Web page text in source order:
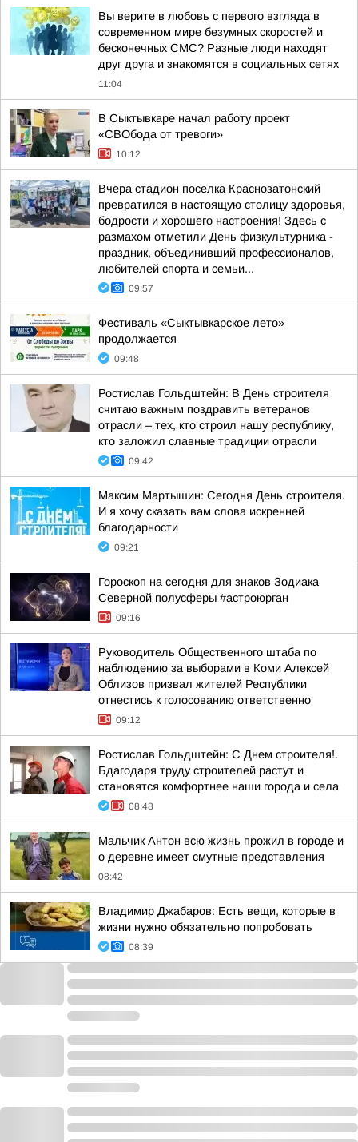
Вы верите в любовь с первого взгляда в
современном мире безумных скоростей и
бесконечных СМС? Разные люди находят
друг друга и знакомятся в социальных сетях
11:04
В Сыктывкаре начал работу проект
«СВОбода от тревоги»
10:12
Вчера стадион поселка Краснозатонский
превратился в настоящую столицу здоровья,
бодрости и хорошего настроения! Здесь с
размахом отметили День физкультурника -
праздник, объединивший профессионалов,
любителей спорта и семьи...
09:57
Фестиваль «Сыктывкарское лето»
продолжается
09:48
Ростислав Гольдштейн: В День строителя
считаю важным поздравить ветеранов
отрасли – тех, кто строил нашу республику,
кто заложил славные традиции отрасли
09:42
Максим Мартышин: Сегодня День строителя.
И я хочу сказать вам слова искренней
благодарности
09:21
Гороскоп на сегодня для знаков Зодиака
Северной полусферы #астроюрган
09:16
Руководитель Общественного штаба по
наблюдению за выборами в Коми Алексей
Облизов призвал жителей Республики
отнестись к голосованию ответственно
09:12
Ростислав Гольдштейн: С Днем строителя!.
Бдагодаря труду строителей растут и
становятся комфортнее наши города и села
08:48
Мальчик Антон всю жизнь прожил в городе и
о деревне имеет смутные представления
08:42
Владимир Джабаров: Есть вещи, которые в
жизни нужно обязательно попробовать
08:39